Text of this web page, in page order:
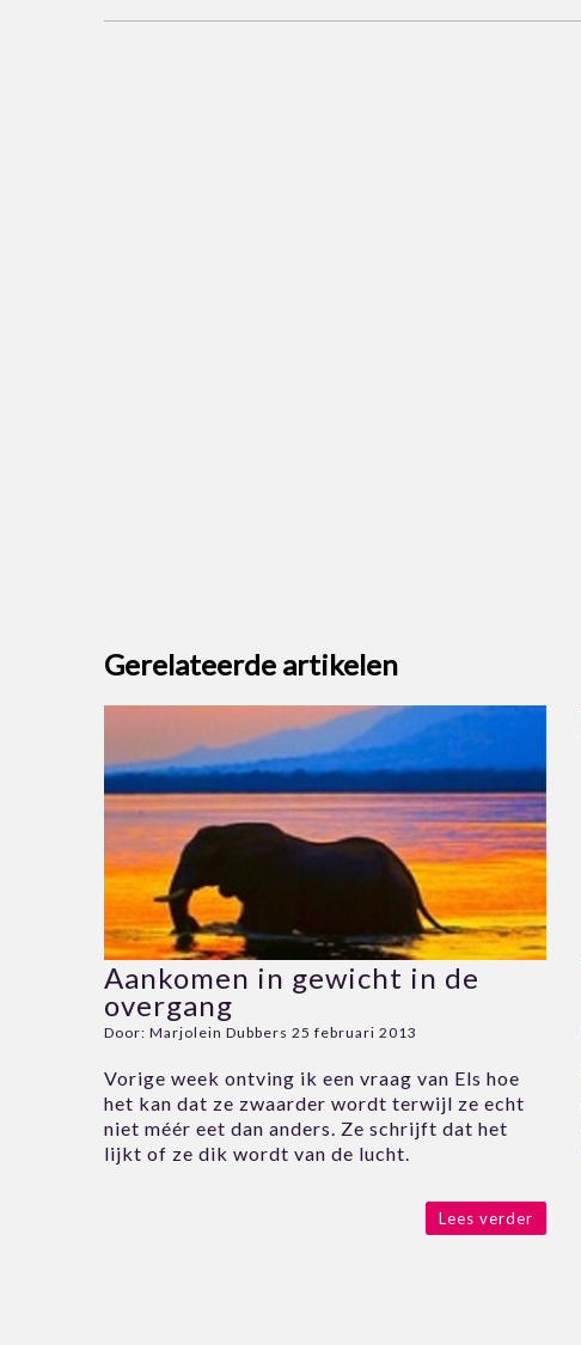
Gerelateerde artikelen
Aankomen in gewicht in de
overgang
Door: Marjolein Dubbers 25 februari 2013
Vorige week ontving ik een vraag van Els hoe
het kan dat ze zwaarder wordt terwijl ze echt
niet méér eet dan anders. Ze schrijft dat het
lijkt of ze dik wordt van de lucht.
Lees verder